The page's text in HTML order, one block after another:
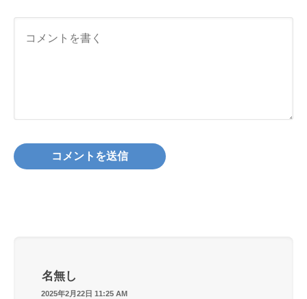
名無し
2025年2月22日 11:25 AM